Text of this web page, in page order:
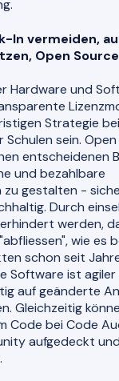
In vermeiden,
Open
Hardware und
Strategie
Schulen sein.
entscheidenen
und bezahlbare
gestalten -
Durch
werden,
wie es
schon seit
Software ist
auf geänderte
Gleichzeitig
Code bei Code
aufgedeckt